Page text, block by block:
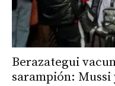
Berazategui
sarampión: